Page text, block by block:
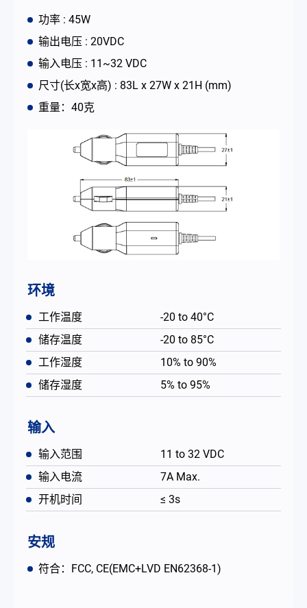
功率 : 45W
输出电压 : 20VDC
输入电压 : 11~32 VDC
尺寸(长x宽x高) : 83L x 27W x 21H (mm)
重量：40克
环境
工作温度
-20 to 40°C
储存温度
-20 to 85°C
工作湿度
10% to 90%
储存湿度
5% to 95%
输入
输入范围
11 to 32 VDC
输入电流
7A Max.
开机时间
≤ 3s
安规
符合：FCC, CE(EMC+LVD EN62368-1)
简体中文 English